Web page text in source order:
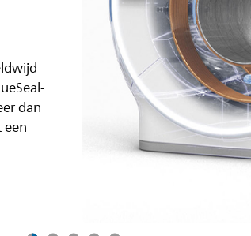
dan